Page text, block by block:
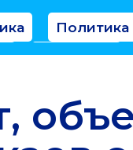
Политика
Интервью